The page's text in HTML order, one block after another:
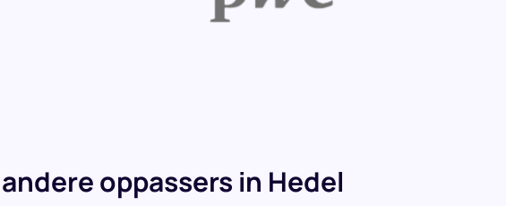
oppassers in Hedel